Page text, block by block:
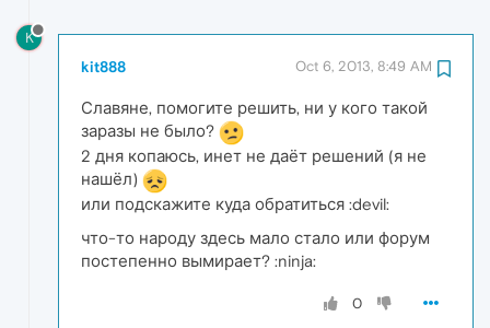
K
kit888 Oct 6, 2013, 8:49 AM
Славяне, помогите решить, ни у кого такой
заразы не было?
2 дня копаюсь, инет не даёт решений (я не
нашёл)
или подскажите куда обратиться :devil:
что-то народу здесь мало стало или форум
постепенно вымирает? :ninja:
0